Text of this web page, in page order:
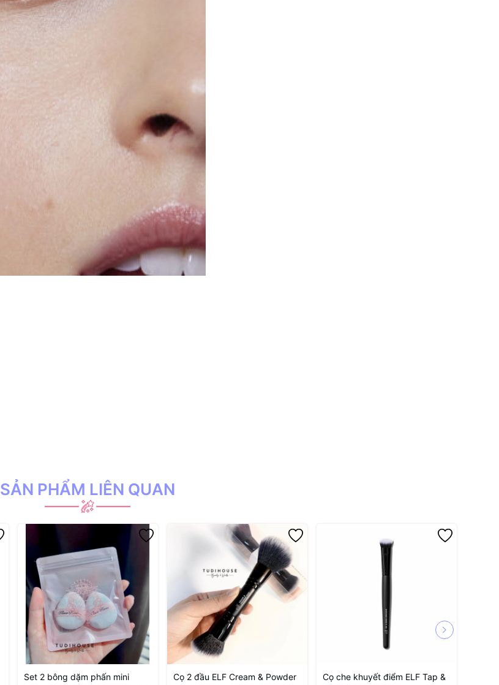
SẢN PHẨM LIÊN QUAN
Set 2 bông dặm phấn mini
Cọ 2 đầu ELF Cream & Powder
Cọ che khuyết điểm ELF Tap &